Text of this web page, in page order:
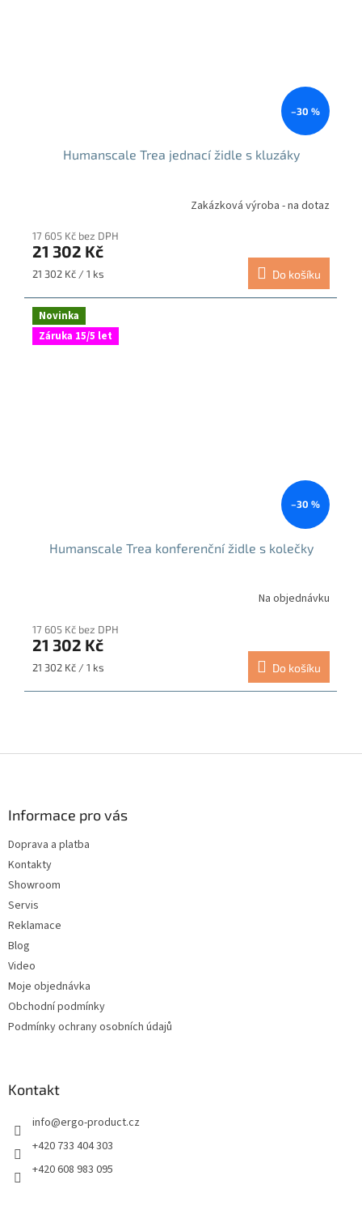
–30 %
Humanscale Trea jednací židle s kluzáky
Zakázková výroba - na dotaz
17 605 Kč bez DPH
21 302 Kč
Měrná
21 302 Kč / 1 ks Do košíku
Novinka
Záruka 15/5 let
–30 %
Humanscale Trea konferenční židle s kolečky
Na objednávku
17 605 Kč bez DPH
21 302 Kč
Měrná
21 302 Kč / 1 ks Do košíku
Informace pro vás
Doprava a platba
Kontakty
Showroom
Servis
Reklamace
Blog
Video
Moje objednávka
Obchodní podmínky
Podmínky ochrany osobních údajů
Kontakt
info@ergo-product.cz
+420 733 404 303
+420 608 983 095